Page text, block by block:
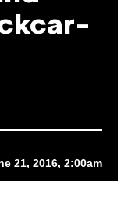
21, 2016, 2:00am